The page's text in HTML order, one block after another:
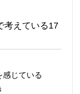
考えている17
じている